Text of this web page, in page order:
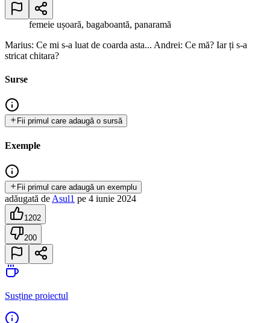
femeie ușoară, bagaboantă, panaramă
Marius: Ce mi s-a luat de coarda asta... Andrei: Ce mă? Iar ți s-a
stricat chitara?
Surse
Fii primul care adaugă o sursă
Exemple
Fii primul care adaugă un exemplu
adăugată de Asul1 pe 4 iunie 2024
1202
200
Susține proiectul